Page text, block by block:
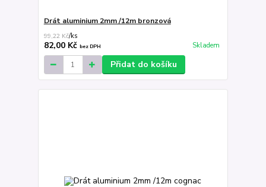
Drát aluminium 2mm /12m bronzová
99,22 Kč/ks
82,00 Kč bez DPH Skladem
Přidat do košíku